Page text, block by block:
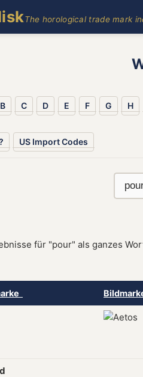
The horological trade mark
B C D E F G H
US Import Codes
für "pour" als ganzes